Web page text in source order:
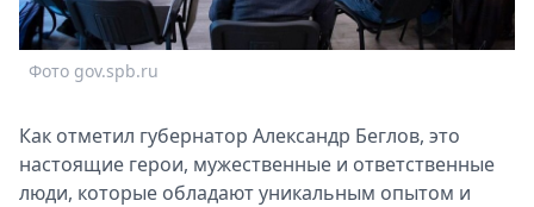
Скачай
Metro
Фото gov.spb.ru
Как отметил губернатор Александр Беглов, это
настоящие герои, мужественные и ответственные
люди, которые обладают уникальным опытом и